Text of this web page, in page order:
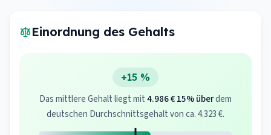
Einordnung des Gehalts
+15 %
Das mittlere Gehalt liegt mit4.986 €15% überdem
deutschen Durchschnittsgehalt von ca. 4.323 €.